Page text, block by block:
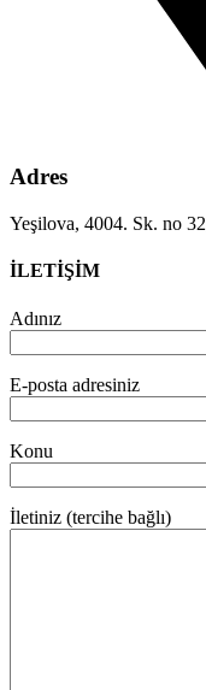
Adres
Yeşilova, 4004. Sk. no
İLETİŞİM
Adınız
E-posta adresiniz
Konu
İletiniz (tercihe bağlı)